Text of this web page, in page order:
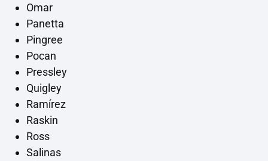
Omar
Panetta
Pingree
Pocan
Pressley
Quigley
Ramírez
Raskin
Ross
Salinas